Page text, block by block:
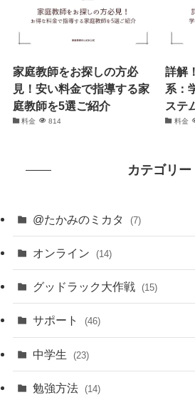
家庭教師をお探しの方必
見！安い料金で指導する家
庭教師を5選ご紹介
料金 814
詳解
系：
ステ
料金
カテゴリー
@たかみのミカタ (7)
オンライン (14)
グッドラック大作戦 (15)
サポート (46)
中学生 (23)
勉強方法 (14)